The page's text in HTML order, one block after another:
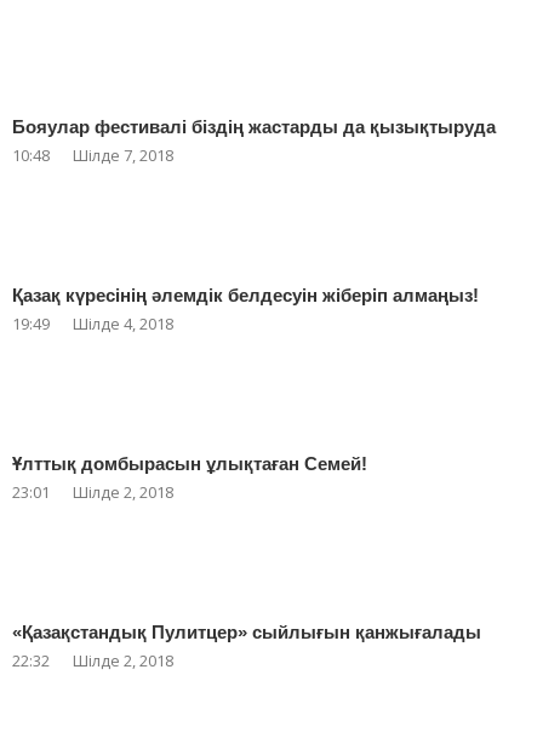
Бояулар фестивалі біздің жастарды да қызықтыруда
10:48 Шілде 7, 2018
Қазақ күресінің әлемдік белдесуін жіберіп алмаңыз!
19:49 Шілде 4, 2018
Ұлттық домбырасын ұлықтаған Семей!
23:01 Шілде 2, 2018
«Қазақстандық Пулитцер» сыйлығын қанжығалады
22:32 Шілде 2, 2018